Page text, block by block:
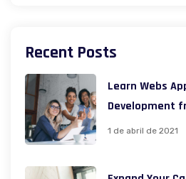
Recent Posts
Learn Webs
Development
1 de abril de 2021